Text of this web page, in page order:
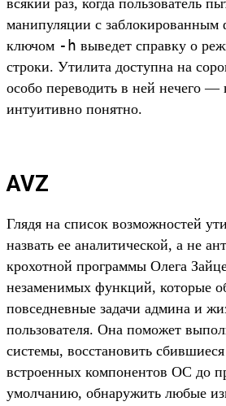
манипуляции с заблокированным
ключом -h выведет справку о
строки. Утилита доступна на
особо переводить в ней нечего —
интуитивно понятно.
AVZ
Глядя на список возможностей
назвать ее аналитической, а не
крохотной программы Олега
незаменимых функций, которые
повседневные задачи админа и
пользователя. Она поможет
системы, восстановить
встроенных компонентов ОС до
умолчанию, обнаружить любые